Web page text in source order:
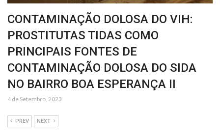
CONTAMINAÇÃO DOLOSA DO VIH:
PROSTITUTAS TIDAS COMO
PRINCIPAIS FONTES DE
CONTAMINAÇÃO DOLOSA DO SIDA
NO BAIRRO BOA ESPERANÇA II
4 de Setembro, 2023
PREV NEXT